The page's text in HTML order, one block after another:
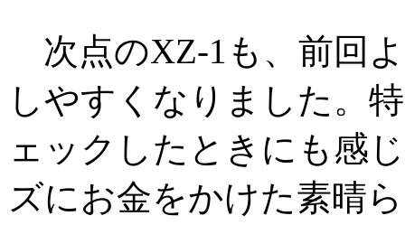
次点のXZ-1も、前回
しやすくなりました。
ェックしたときにも感
ズにお金をかけた素晴